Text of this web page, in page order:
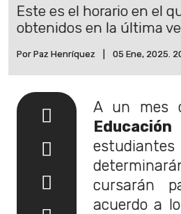
Este es el horario en el
obtenidos en la última
Por Paz Henríquez 05 Ene, 2025.
A un mes
Educación
cursarán
acuerdo a